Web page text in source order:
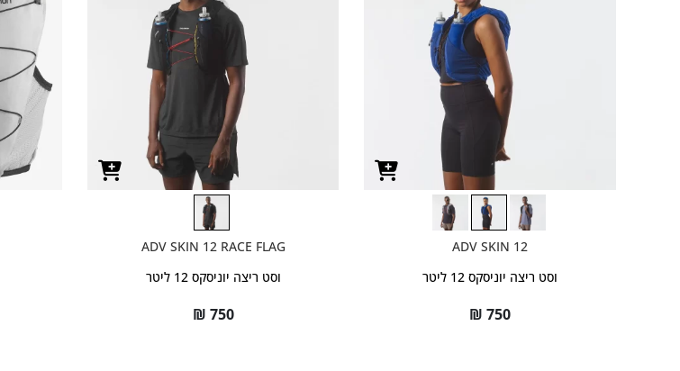
ADV SKIN 12
וסט ריצה יוניסקס 12 ליטר
₪ 750
ADV SKIN 12 RACE FLAG
וסט ריצה יוניסקס 12 ליטר
₪ 750